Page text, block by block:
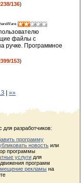
136)
файлы с
ручке. Программное
153)
»»
для разработчиков:
программу
новость или
программы
услуги для
программ
рекламы на